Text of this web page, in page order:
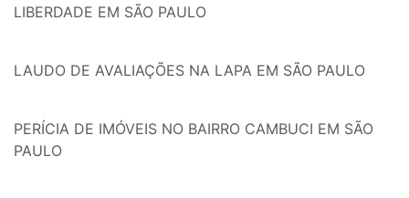
LIBERDADE EM SÃO PAULO
LAUDO DE AVALIAÇÕES NA LAPA EM SÃO PAULO
PERÍCIA DE IMÓVEIS NO BAIRRO CAMBUCI EM SÃO
PAULO